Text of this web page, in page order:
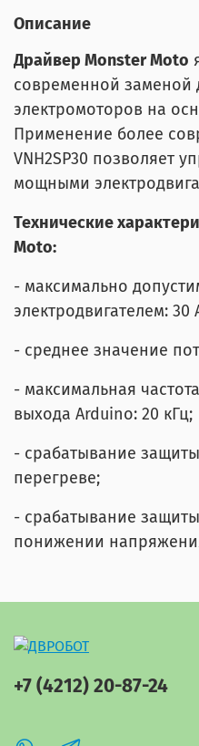
Описание
Драйвер Monster Moto
современной заменой
электромоторов на
Применение более
VNH2SP30 позволяет
мощными
Технические
Moto:
- максимально
электродвигателем: 30
- среднее значение
- максимальная
выхода Arduino: 20 кГц;
- срабатывание
перегреве;
- срабатывание
понижении
+7 (4212) 20-87-24